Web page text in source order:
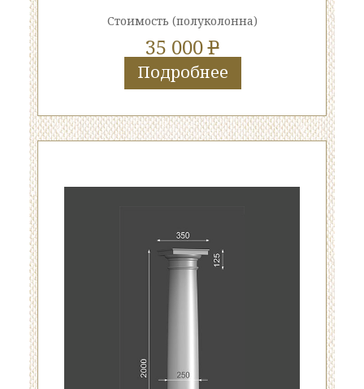
Стоимость (полуколонна)
35 000P
Подробнее